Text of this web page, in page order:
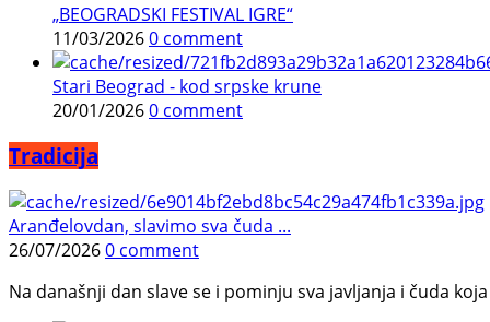
„BEOGRADSKI FESTIVAL IGRE“
11/03/20260 comment
Stari Beograd - kod srpske krune
20/01/20260 comment
Tradicija
Aranđelovdan, slavimo sva čuda ...
26/07/20260 comment
Na današnji dan slave se i pominju sva javljanja i čuda